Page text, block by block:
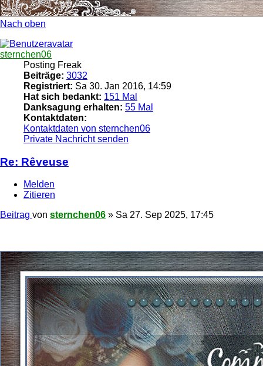
Nach oben
sternchen06
Posting Freak
Beiträge: 3032
Registriert: Sa 30. Jan 2016, 14:59
Hat sich bedankt: 151 Mal
Danksagung erhalten: 55 Mal
Kontaktdaten:
Kontaktdaten von sternchen06
Private Nachricht senden
Re: Rêveuse
Melden
Zitieren
Beitrag von sternchen06 » Sa 27. Sep 2025, 17:45